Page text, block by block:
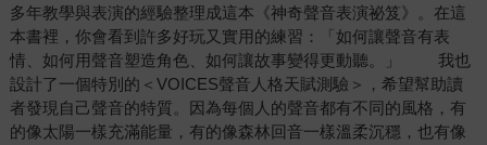
多年教學與表演的經驗整理成這本《神奇聲音表演祕笈》。在這
本書裡，你會看到許多好玩又實用的練習：「如何讓聲音有表
情、如何用聲音塑造角色、如何讓故事變得更動聽。」 我也
設計了一個特別的＜VOICES聲音人格天賦測驗＞，希望幫助讀
者發現自己聲音的特質。因為每個人的聲音都有不同的風格，有
的像太陽一樣充滿能量，有的像森林回音一樣溫柔沉穩，也有像